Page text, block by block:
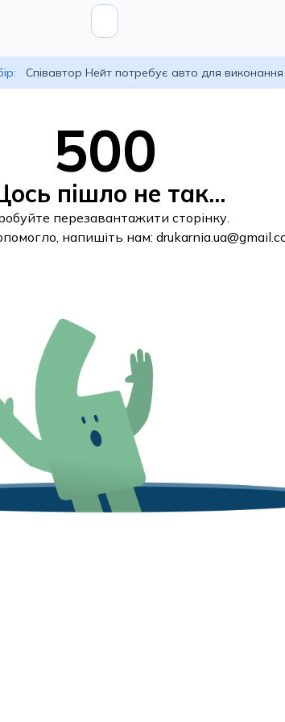
Співавтор Нейт потребує авто для
500
пішло не так...
перезавантажити сторінку.
напишіть нам: